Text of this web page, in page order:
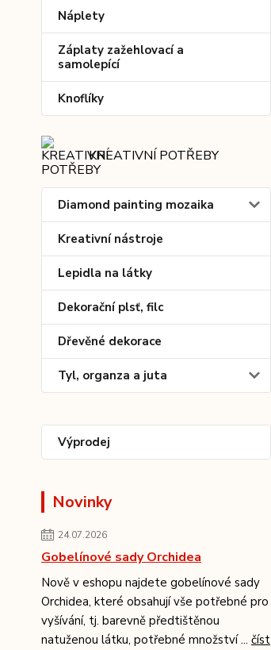
Náplety
Záplaty zažehlovací a
samolepící
Knoflíky
KREATIVNÍ POTŘEBY
Diamond painting mozaika
Kreativní nástroje
Lepidla na látky
Dekorační plsť, filc
Dřevěné dekorace
Tyl, organza a juta
Výprodej
Novinky
24.07.2026
Gobelínové sady Orchidea
Nově v eshopu najdete gobelínové sady
Orchidea, které obsahují vše potřebné pro
vyšívání, tj. barevně předtištěnou
natuženou látku, potřebné množství ... číst